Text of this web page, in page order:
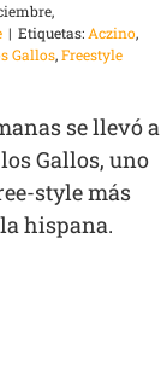
| Etiquetas:Aczino,
Gallos,Freestyle
se llevó a
Gallos, uno
style más
hispana.